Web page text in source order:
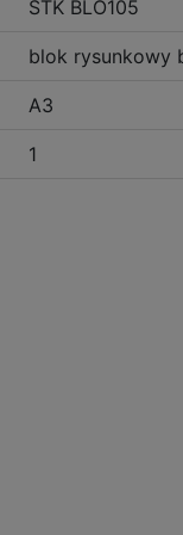
STK BLO105
blok rysunkowy
A3
1